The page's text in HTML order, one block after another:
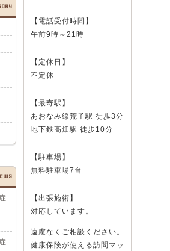
【電話受付時間】
午前9時～21時
【定休日】
不定休
【最寄駅】
あおなみ線荒子駅 徒歩3分
地下鉄高畑駅 徒歩10分
【駐車場】
無料駐車場7台
【出張施術】
対応しています。
遠慮なくご相談ください。
健康保険が使える訪問マッ